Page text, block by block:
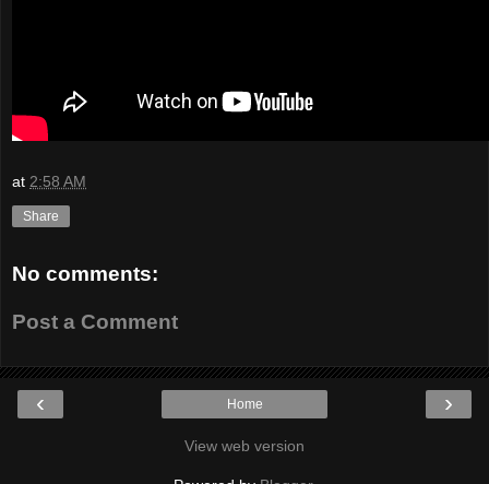
at 2:58 AM
Share
No comments:
Post a Comment
‹ ›
Home
View web version